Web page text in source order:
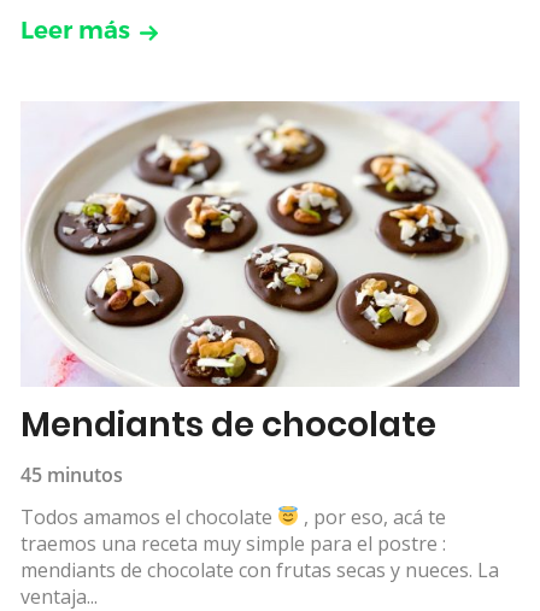
Leer más
Mendiants de chocolate
45 minutos
Todos amamos el chocolate
, por eso, acá te
traemos una receta muy simple para el postre :
mendiants de chocolate con frutas secas y nueces. La
ventaja...